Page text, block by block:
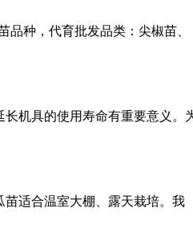
品种，代育批发品类：尖椒苗、
机具的使用寿命有重要意义。
苗适合温室大棚、露天栽培。我